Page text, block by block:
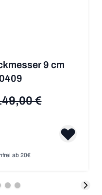
9 cm
Regulärer Preis
€
ab 20€